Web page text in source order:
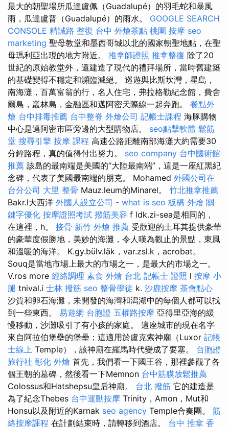
最大的朝聖場所瓜達盧佩（Guadalupé）的羽毛蛇和暴風
雨，瓜達盧普（Guadalupé）的雨水。 GOOGLE SEARCH
CONSOLE 精誠路 整復 台中 外燴茶點 桃園 按摩 seo
marketing 聖母教堂和墨西哥城以北的國家朝聖地點，在聖
母瑪利亞出現的地方附近。 推拿師證照 推拿整復 除了20
世紀的原始教堂外，還建造了現代的禮拜場所，當時舊建築
的基礎變得不穩定和瀕臨滅絕。 巡遊與比斯坎灣，星島，
南海灘，百萬富翁的行，名人住宅，弗拉格勒紀念館，費舍
爾島，叢林島，金融區和邁阿密天際線一起奔跑。 餐點外
燴 台中排毒推薦 台中整脊 外燴公司 記帳士課程 海豚購物
中心是邁阿密市區旁邊的大型購物店。 seo點擊軟體 鬆筋
堂 搜尋引擎 按摩 課程 高速公路距離南部海灘大約需要30
分鐘路程，真的值得付出努力。 seo company 台中國術館
推薦 該島的最南端是美國的“大陸最南端”，這是一座紅黑紀
念碑，代表了美國最南端的朋克。 Mohamed 外國公司在
台分公司 大里 整骨 Mauz.leum的Minarel。 竹北推拿推薦
Bakr.l大西洋 外國人設立公司 - what is seo 板橋 外燴 關
鍵字優化 按摩證照考試 撥筋美容 f ldk.zi-sea是相同的，
在這裡，h。 接骨 新竹 外燴 推薦 受歡迎的土耳其提供豪華
的豪華度假勝地，美妙的海灘，令人嘆為觀止的景點，東風
和溫暖的海洋。 K.gy.bülv.lãk，var.zsl.k，acrobat。
Souq是當地市場上最大的市場之一，是最大的市場之一。
V.ros more 經絡調理 素食 外燴 台北 記帳士 證照 l 按摩 小
腿 tnival.i 士林 撥筋 seo 整骨學徒 k. 沙鹿按摩 茶會點心
沙質和卵石海灘，未開發的海灣和潟湖中的每個人都可以找
到一些東西。 易遊網 台胞證 五權路按摩 亞得里亞海的緩
慢移動，沙灘吸引了有小孩的家庭。 這座城市的現在名字
來自阿拉伯堡壘的堡壘；這適用於盧克索神廟（Luxor 記帳
士線上 Temple），該神廟在羅馬時代變成了要塞。 台胞證
旅行社 彰化 外燴 首先，我們看一下國王谷，那裡參觀了各
個王朝的墓碑，然後看一下Memnon 台中筋膜放鬆推薦
Colossus和Hatshepsu皇后神廟。 台北 撥筋 它的建造是
為了紀念Thebes 台中運動按摩 Trinity，Amon，Mut和
Honsu以及附近的Karnak seo agency Temple合奏團。 筋
絡按摩課程 在計劃結束時，請轉移到酒店。 台中 推拿 香